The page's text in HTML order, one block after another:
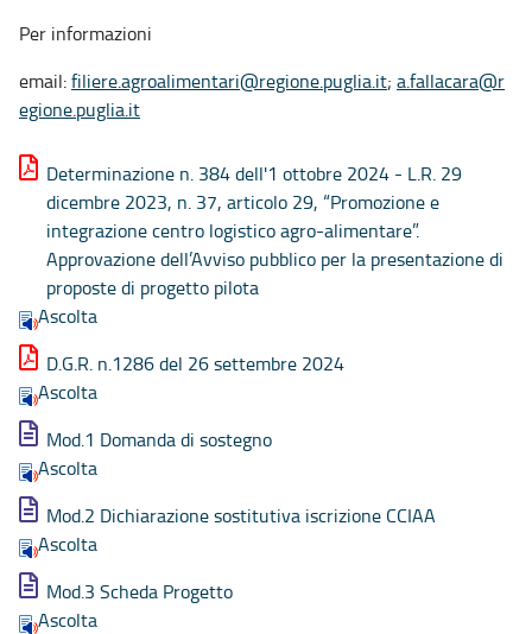
Per informazioni
email:filiere.agroalimentari@regione.puglia.it; a.fallacara@r
egione.puglia.it
Determinazione n. 384 dell'1 ottobre 2024 - L.R. 29
dicembre 2023, n. 37, articolo 29, “Promozione e
integrazione centro logistico agro-alimentare”.
Approvazione dell’Avviso pubblico per la presentazione di
proposte di progetto pilota
Ascolta
D.G.R. n.1286 del 26 settembre 2024
Ascolta
Mod.1 Domanda di sostegno
Ascolta
Mod.2 Dichiarazione sostitutiva iscrizione CCIAA
Ascolta
Mod.3 Scheda Progetto
Ascolta